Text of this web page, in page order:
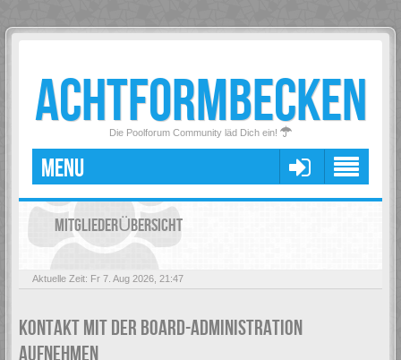
ACHTFORMBECKEN
Die Poolforum Community läd Dich ein!
MENU
MITGLIEDERÜBERSICHT
Aktuelle Zeit: Fr 7. Aug 2026, 21:47
KONTAKT MIT DER BOARD-ADMINISTRATION
AUFNEHMEN